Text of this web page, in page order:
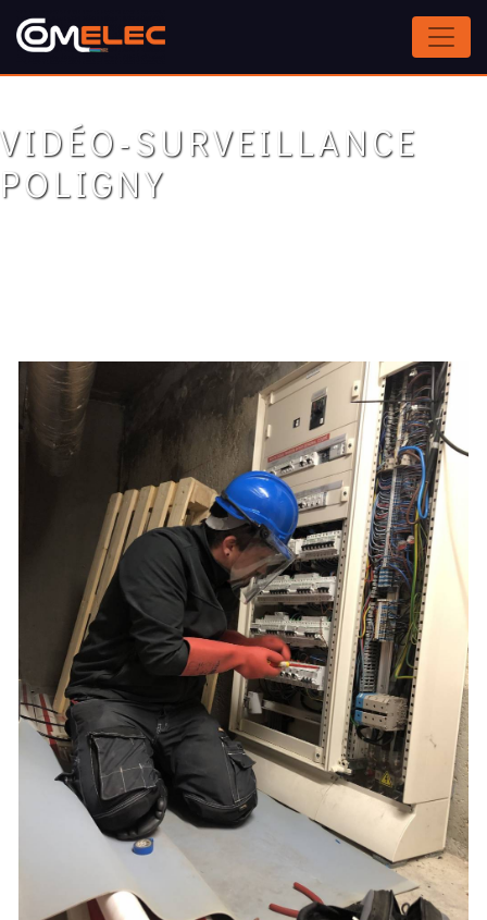
Panneau de gestion des cookies
VIDÉO-SURVEILLANCE
POLIGNY